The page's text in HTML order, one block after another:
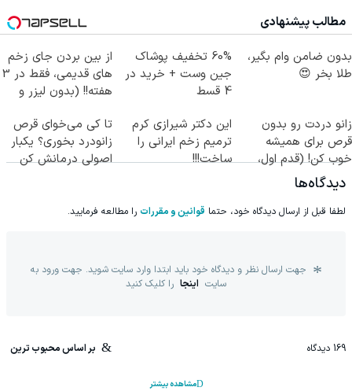
مطالب پیشنهادی
بدون ضامن وام بگیر،
طلا بخر 😍
60% تخفیف پوشاک
جین وست + خرید در
4 قسط
از بین بردن جای زخم
های قدیمی، فقط در 3
هفته!! (بدون لیزر و
زانو دردت رو بدون
قرص برای همیشه
خوب کن! (قدم اول،
پرسش‌نامه)
این دکتر شیرازی کرم
ترمیم زخم ایرانی را
ساخت!!!
تا کی می‌خوای قرص
زانودرد بخوری؟ یکبار
اصولی درمانش کن
دیدگاه‌ها
لطفا قبل از ارسال دیدگاه خود، حتما قوانین و مقررات را مطالعه فرمایید.
جهت ارسال نظر و دیدگاه خود باید ابتدا وارد سایت شوید. جهت ورود به
سایت اینجا را کلیک کنید
169 دیدگاه بر اساس محبوب ترین
مشاهده بیشتر